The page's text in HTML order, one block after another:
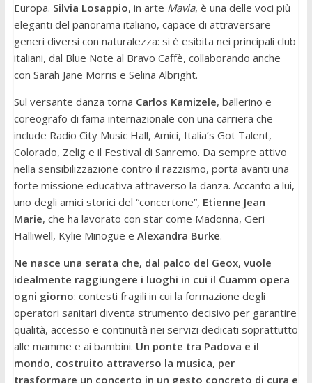
Europa. Silvia Losappio, in arte Mavia, è una delle voci più
eleganti del panorama italiano, capace di attraversare
generi diversi con naturalezza: si è esibita nei principali club
italiani, dal Blue Note al Bravo Caffè, collaborando anche
con Sarah Jane Morris e Selina Albright.
Sul versante danza torna Carlos Kamizele, ballerino e
coreografo di fama internazionale con una carriera che
include Radio City Music Hall, Amici, Italia’s Got Talent,
Colorado, Zelig e il Festival di Sanremo. Da sempre attivo
nella sensibilizzazione contro il razzismo, porta avanti una
forte missione educativa attraverso la danza. Accanto a lui,
uno degli amici storici del “concertone”, Etienne Jean
Marie, che ha lavorato con star come Madonna, Geri
Halliwell, Kylie Minogue e Alexandra Burke.
Ne nasce una serata che, dal palco del Geox, vuole
idealmente raggiungere i luoghi in cui il Cuamm opera
ogni giorno: contesti fragili in cui la formazione degli
operatori sanitari diventa strumento decisivo per garantire
qualità, accesso e continuità nei servizi dedicati soprattutto
alle mamme e ai bambini. Un ponte tra Padova e il
mondo, costruito attraverso la musica, per
trasformare un concerto in un gesto concreto di cura e